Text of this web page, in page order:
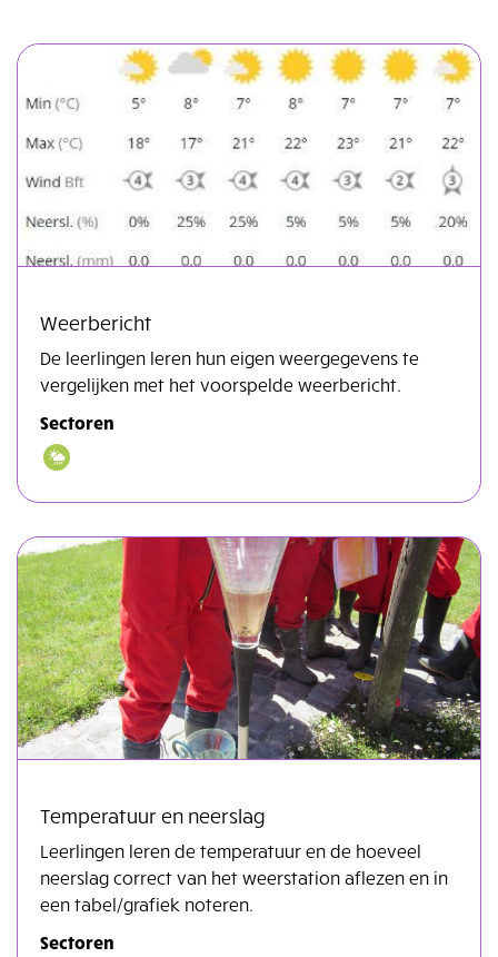
Weerbericht
De leerlingen leren hun eigen weergegevens te
vergelijken met het voorspelde weerbericht.
Sectoren
Temperatuur en neerslag
Leerlingen leren de temperatuur en de hoeveel
neerslag correct van het weerstation aflezen en in
een tabel/grafiek noteren.
Sectoren